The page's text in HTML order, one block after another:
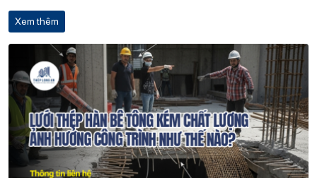
gây cong vênh tấm thép, tăng chi phí và làm giảm tuổi thọ kết
cấu. Chủ đầu tư và nhà thầu cần xây dựng kế hoạch logistic sát
thực, trang bị thiết bị nâng phù hợp, đào tạo nhân sự và hợp tác
với nhà cung ứng uy tín.
Xem thêm